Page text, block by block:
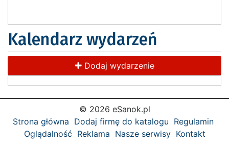
Kalendarz wydarzeń
Dodaj wydarzenie
© 2026 eSanok.pl
Strona główna Dodaj firmę do katalogu Regulamin
Oglądalność Reklama Nasze serwisy Kontakt